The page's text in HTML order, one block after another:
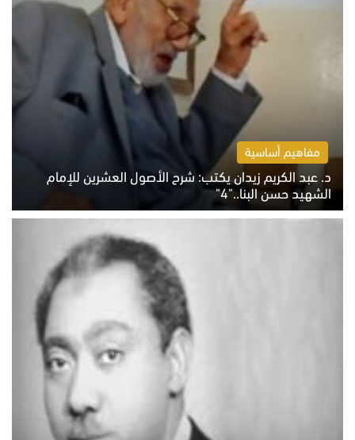
مفاهيم أساسية
د. عبد الكريم زيدان يكتب: شرح الأصول العشرين للإمام
الشهيد حسن البنا.."4"
الخميس 6 أغسطس 2026 10:27 ص